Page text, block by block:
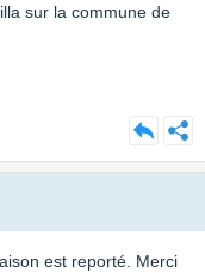
sur la commune de
est reporté. Merci